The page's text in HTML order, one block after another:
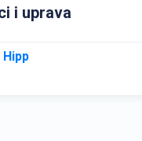
i uprava